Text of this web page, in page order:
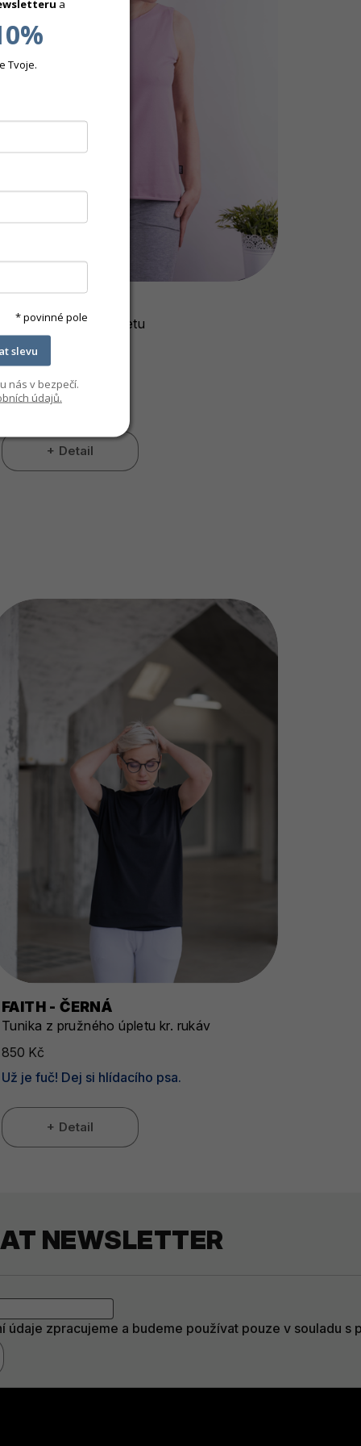
Tílko z pružného úpletu
450 Kč
Skladem
Detail
FAITH - ČERNÁ
Tunika z pružného úpletu kr. rukáv
850 Kč
Už je fuč! Dej si hlídacího psa.
Detail
NEWSLETTER
údaje zpracujeme a budeme používat pouze v souladu s
a
Tvoje.
* povinné pole
slevu
nás v bezpečí.
údajů.